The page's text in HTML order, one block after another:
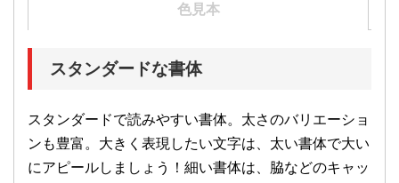
色見本
スタンダードな書体
スタンダードで読みやすい書体。太さのバリエーショ
ンも豊富。大きく表現したい文字は、太い書体で大い
にアピールしましょう！細い書体は、脇などのキャッ